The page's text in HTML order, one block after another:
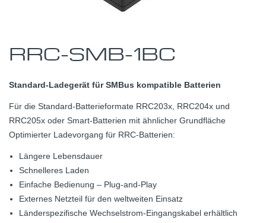
RRC-SMB-1BC
Standard-Ladegerät für SMBus kompatible Batterien
Für die Standard-Batterieformate RRC203x, RRC204x und
RRC205x oder Smart-Batterien mit ähnlicher Grundfläche
Optimierter Ladevorgang für RRC-Batterien:
Längere Lebensdauer
Schnelleres Laden
Einfache Bedienung – Plug-and-Play
Externes Netzteil für den weltweiten Einsatz
Länderspezifische Wechselstrom-Eingangskabel erhältlich